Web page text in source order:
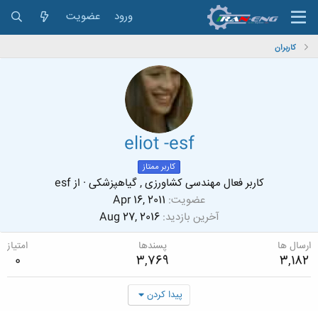
ورود عضویت
کاربران
eliot -esf
کاربر ممتاز
کاربر فعال مهندسی کشاورزی , گیاهپزشکی · ازesf
عضویت Apr 16, 2011
آخرین بازدید Aug 27, 2016
ارسال ها
3,182
پسندها
3,769
امتیاز
0
پیدا کردن